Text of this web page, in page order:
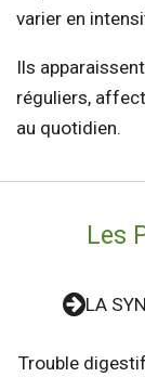
varier en
Ils
réguliers,
au quotidien.
Les
LA
Trouble